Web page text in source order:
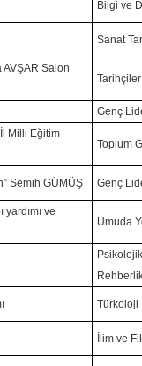
Bilgi ve
Sanat
AVŞAR Salon
Genç
Milli Eğitim
Toplum
Semih GÜMÜŞ Genç
ve
Umuda
Türkoloji
İlim ve